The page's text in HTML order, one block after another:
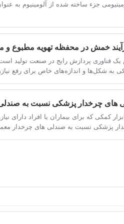
به طور گسترده ای در زمینه
مبلمان و سقف استفاده می
مستقیم کارخانه، کنترل
و خدمات یک مرحله ای، ما به
برای خریداران جهانی
از مونتاژ دقیق تا مهندسی
سنگین را برآورده می کنیم.
جزء ساخته شده از آلومینیوم به
فناوری پردازش رایج در صنعت تولید
های چرخدار پزشکی نسبت به
کمکی که برای بیماران یا افراد